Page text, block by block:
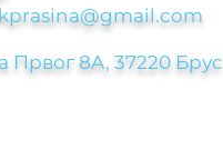
Првог 8A, 37220 Брус